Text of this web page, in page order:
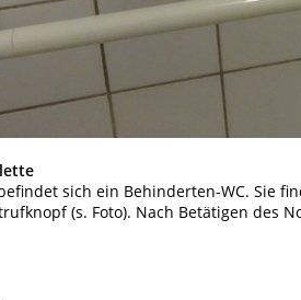
sich ein Behinderten-WC. Sie
(s. Foto). Nach Betätigen des